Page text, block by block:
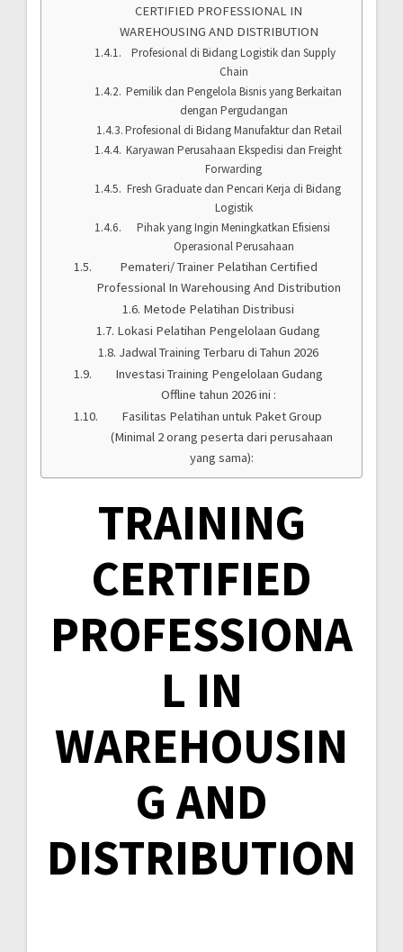
CERTIFIED PROFESSIONAL IN
WAREHOUSING AND DISTRIBUTION
Profesional di Bidang Logistik dan Supply
Chain
Pemilik dan Pengelola Bisnis yang Berkaitan
dengan Pergudangan
Profesional di Bidang Manufaktur dan Retail
Karyawan Perusahaan Ekspedisi dan Freight
Forwarding
Fresh Graduate dan Pencari Kerja di Bidang
Logistik
Pihak yang Ingin Meningkatkan Efisiensi
Operasional Perusahaan
Pemateri/ Trainer Pelatihan Certified
Professional In Warehousing And Distribution
Metode Pelatihan Distribusi
Lokasi Pelatihan Pengelolaan Gudang
Jadwal Training Terbaru di Tahun 2026
Investasi Training Pengelolaan Gudang
Offline tahun 2026 ini :
Fasilitas Pelatihan untuk Paket Group
(Minimal 2 orang peserta dari perusahaan
yang sama):
TRAINING
CERTIFIED
PROFESSIONA
L IN
WAREHOUSIN
G AND
DISTRIBUTION